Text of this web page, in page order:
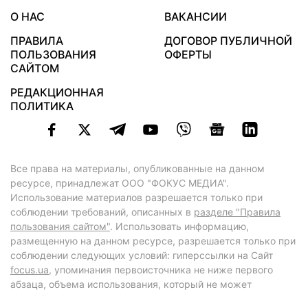
О НАС
ВАКАНСИИ
ПРАВИЛА
ПОЛЬЗОВАНИЯ
САЙТОМ
ДОГОВОР ПУБЛИЧНОЙ
ОФЕРТЫ
РЕДАКЦИОННАЯ
ПОЛИТИКА
Все права на материалы, опубликованные на данном
ресурсе, принадлежат ООО "ФОКУС МЕДИА".
Использование материалов разрешается только при
соблюдении требований, описанных в разделе "Правила
пользования сайтом". Использовать информацию,
размещенную на данном ресурсе, разрешается только при
соблюдении следующих условий: гиперссылки на Сайт
focus.ua, упоминания первоисточника не ниже первого
абзаца, объема использования, который не может